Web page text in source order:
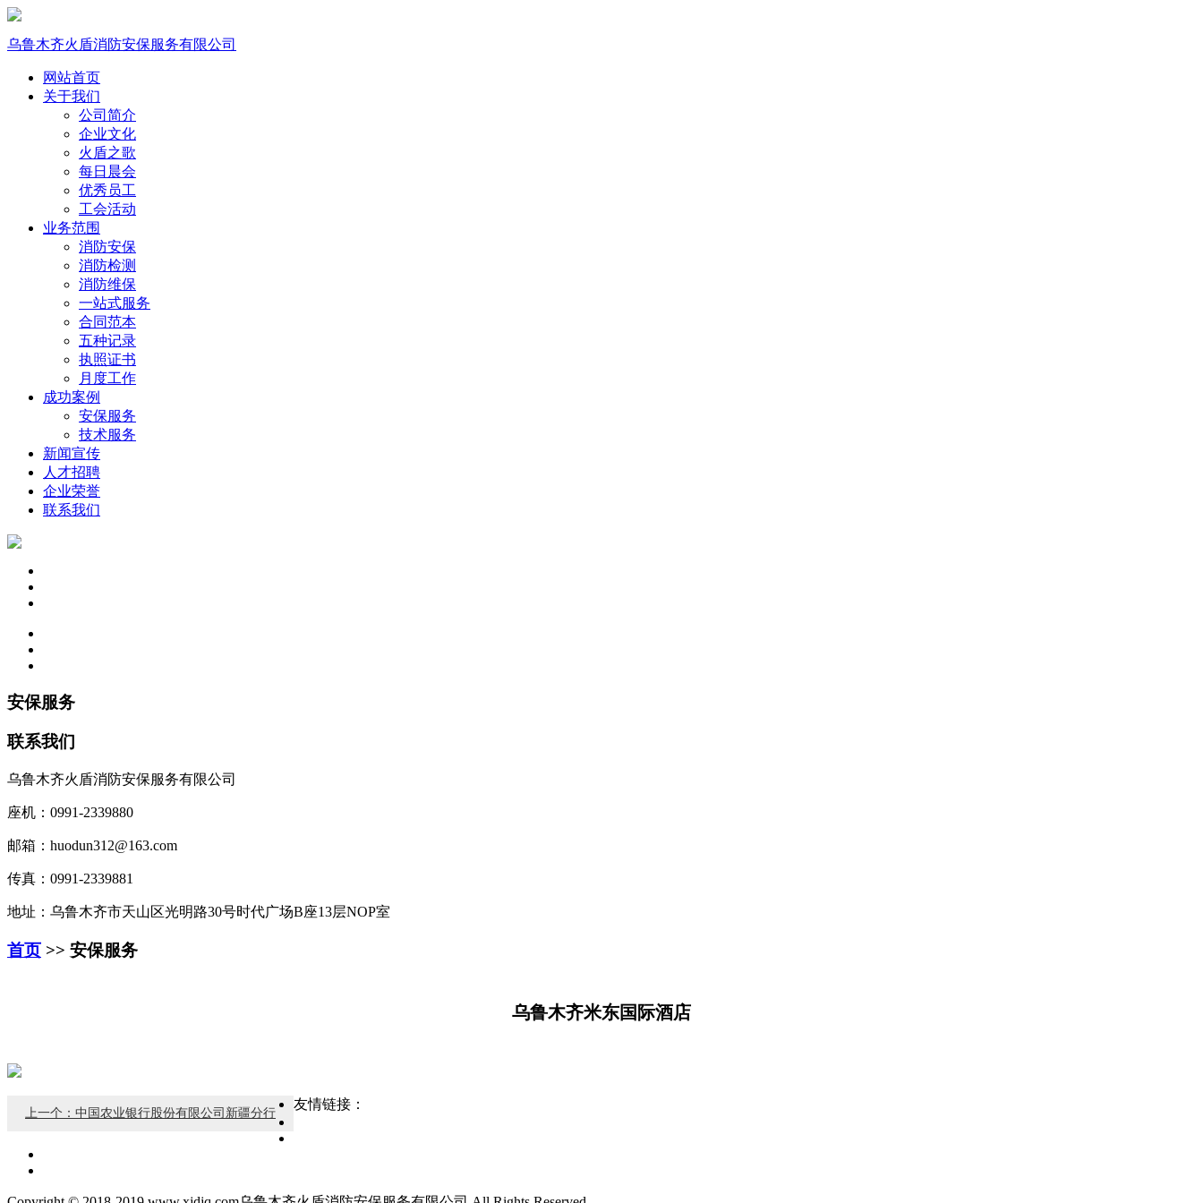
乌鲁木齐火盾消防安保服务有限公司
网站首页
关于我们
公司简介
企业文化
火盾之歌
每日晨会
优秀员工
工会活动
业务范围
消防安保
消防检测
消防维保
一站式服务
合同范本
五种记录
执照证书
月度工作
成功案例
安保服务
技术服务
新闻宣传
人才招聘
企业荣誉
联系我们
安保服务
联系我们
乌鲁木齐火盾消防安保服务有限公司
座机：0991-2339880
邮箱：huodun312@163.com
传真：0991-2339881
地址：乌鲁木齐市天山区光明路30号时代广场B座13层NOP室
首页 >> 安保服务
乌鲁木齐米东国际酒店
上一个：中国农业银行股份有限公司新疆分行
友情链接：